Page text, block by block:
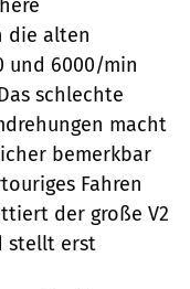
die alten
und 6000/min
schlechte
macht
bemerkbar
Fahren
der große V2
stellt erst